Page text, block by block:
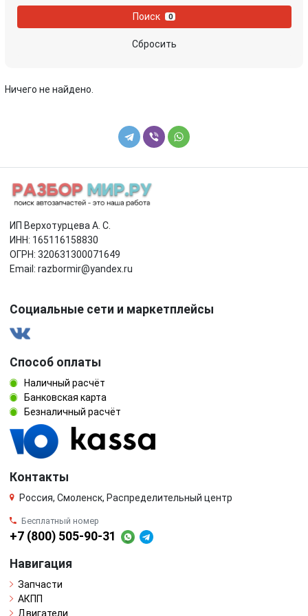
Поиск 0
Сбросить
Ничего не найдено.
ИП Верхотурцева А. С.
ИНН: 165116158830
ОГРН: 320631300071649
Email: razbormir@yandex.ru
Социальные сети и маркетплейсы
Способ оплаты
Наличный расчёт
Банковская карта
Безналичный расчёт
Контакты
Россия, Смоленск, Распределительный центр
Бесплатный номер
+7 (800) 505-90-31
Навигация
Запчасти
АКПП
Двигатели